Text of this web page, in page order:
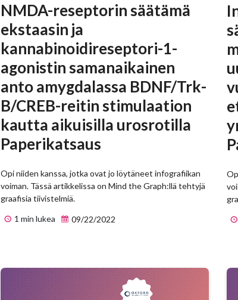
NMDA-reseptorin säätämä
ekstaasin ja
kannabinoidireseptori-1-
agonistin samanaikainen
anto amygdalassa BDNF/Trk-
B/CREB-reitin stimulaation
kautta aikuisilla urosrotilla
Paperikatsaus
Opi niiden kanssa, jotka ovat jo löytäneet infografiikan
voiman. Tässä artikkelissa on Mind the Graph:llä tehtyjä
graafisia tiivistelmiä.
1 min lukea
09/22/2022